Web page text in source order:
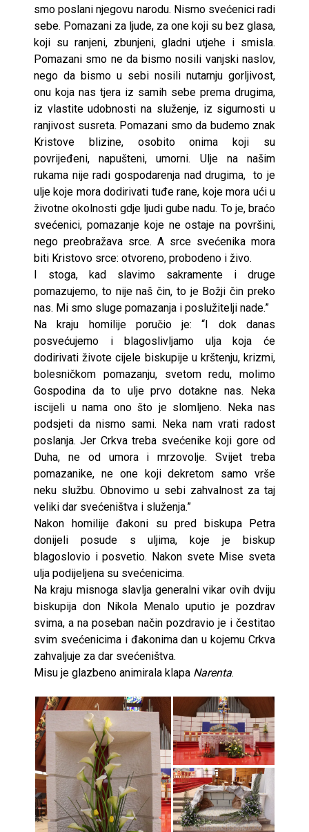
smo poslani njegovu narodu. Nismo svećenici radi
sebe. Pomazani za ljude, za one koji su bez glasa,
koji su ranjeni, zbunjeni, gladni utjehe i smisla.
Pomazani smo ne da bismo nosili vanjski naslov,
nego da bismo u sebi nosili nutarnju gorljivost,
onu koja nas tjera iz samih sebe prema drugima,
iz vlastite udobnosti na služenje, iz sigurnosti u
ranjivost susreta. Pomazani smo da budemo znak
Kristove blizine, osobito onima koji su
povrijeđeni, napušteni, umorni. Ulje na našim
rukama nije radi gospodarenja nad drugima, to je
ulje koje mora dodirivati tuđe rane, koje mora ući u
životne okolnosti gdje ljudi gube nadu. To je, braćo
svećenici, pomazanje koje ne ostaje na površini,
nego preobražava srce. A srce svećenika mora
biti Kristovo srce: otvoreno, probodeno i živo.
I stoga, kad slavimo sakramente i druge
pomazujemo, to nije naš čin, to je Božji čin preko
nas. Mi smo sluge pomazanja i poslužitelji nade.”
Na kraju homilije poručio je: “I dok danas
posvećujemo i blagoslivljamo ulja koja će
dodirivati živote cijele biskupije u krštenju, krizmi,
bolesničkom pomazanju, svetom redu, molimo
Gospodina da to ulje prvo dotakne nas. Neka
iscijeli u nama ono što je slomljeno. Neka nas
podsjeti da nismo sami. Neka nam vrati radost
poslanja. Jer Crkva treba svećenike koji gore od
Duha, ne od umora i mrzovolje. Svijet treba
pomazanike, ne one koji dekretom samo vrše
neku službu. Obnovimo u sebi zahvalnost za taj
veliki dar svećeništva i služenja.”
Nakon homilije đakoni su pred biskupa Petra
donijeli posude s uljima, koje je biskup
blagoslovio i posvetio. Nakon svete Mise sveta
ulja podijeljena su svećenicima.
Na kraju misnoga slavlja generalni vikar ovih dviju
biskupija don Nikola Menalo uputio je pozdrav
svima, a na poseban način pozdravio je i čestitao
svim svećenicima i đakonima dan u kojemu Crkva
zahvaljuje za dar svećeništva.
Misu je glazbeno animirala klapa Narenta.